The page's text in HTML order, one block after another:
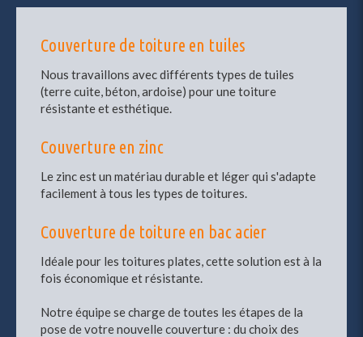
Couverture de toiture en tuiles
Nous travaillons avec différents types de tuiles
(terre cuite, béton, ardoise) pour une toiture
résistante et esthétique.
Couverture en zinc
Le zinc est un matériau durable et léger qui s'adapte
facilement à tous les types de toitures.
Couverture de toiture en bac acier
Idéale pour les toitures plates, cette solution est à la
fois économique et résistante.
Notre équipe se charge de toutes les étapes de la
pose de votre nouvelle couverture : du choix des